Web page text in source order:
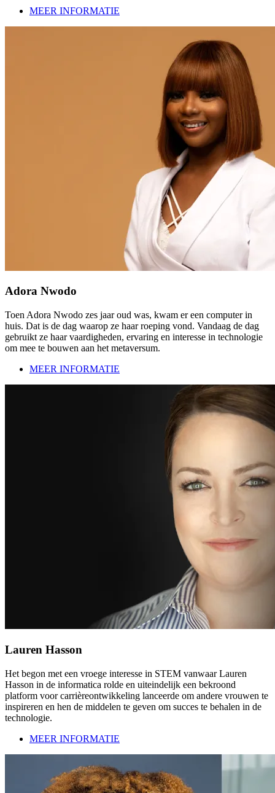
MEER INFORMATIE
Adora Nwodo
Toen Adora Nwodo zes jaar oud was, kwam er een computer in
huis. Dat is de dag waarop ze haar roeping vond. Vandaag de dag
gebruikt ze haar vaardigheden, ervaring en interesse in technologie
om mee te bouwen aan het metaversum.
MEER INFORMATIE
Lauren Hasson
Het begon met een vroege interesse in STEM vanwaar Lauren
Hasson in de informatica rolde en uiteindelijk een bekroond
platform voor carrièreontwikkeling lanceerde om andere vrouwen te
inspireren en hen de middelen te geven om succes te behalen in de
technologie.
MEER INFORMATIE